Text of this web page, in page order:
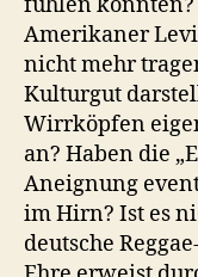
Amerikaner
nicht mehr
Kulturgut
Wirrköpfen
an? Haben die
Aneignung
im Hirn? Ist es
deutsche